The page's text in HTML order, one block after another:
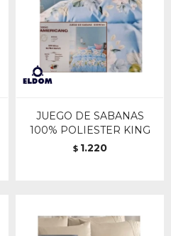
JUEGO DE SABANAS
100% POLIESTER KING
$ 1.220